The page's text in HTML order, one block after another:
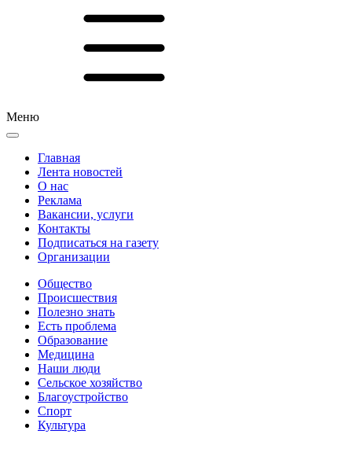
Меню
Главная
Лента новостей
О нас
Реклама
Вакансии, услуги
Контакты
Подписаться на газету
Организации
Общество
Происшествия
Полезно знать
Есть проблема
Образование
Медицина
Наши люди
Сельское хозяйство
Благоустройство
Спорт
Культура